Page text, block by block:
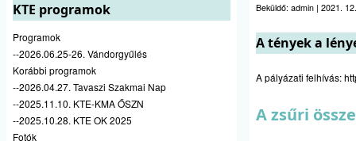
KTE programok
Programok
--2026.06.25-26. Vándorgyűlés
Korábbi programok
--2026.04.27. Tavaszi Szakmai Nap
--2025.11.10. KTE-KMA ŐSZN
--2025.10.28. KTE OK 2025
Fotók
Beküldő: admin | 2021.
A tények a
A pályázati felhívás:
A zsűri